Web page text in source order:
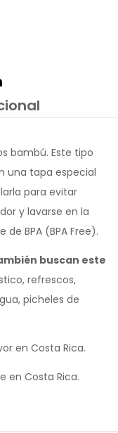
bambú. Este tipo
una tapa especial
para evitar
y lavarse en la
BPA (BPA Free).
buscan este
refrescos,
picheles de
en Costa Rica.
en Costa Rica.